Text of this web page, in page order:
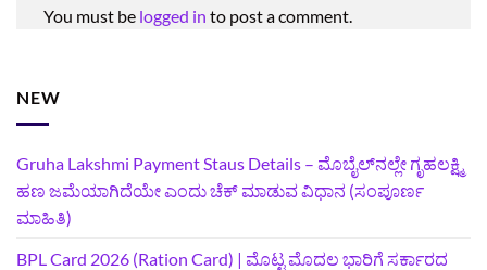
You must be logged in to post a comment.
NEW
Gruha Lakshmi Payment Staus Details – ಮೊಬೈಲ್‌ನಲ್ಲೇ ಗೃಹಲಕ್ಷ್ಮಿ
ಹಣ ಜಮೆಯಾಗಿದೆಯೇ ಎಂದು ಚೆಕ್ ಮಾಡುವ ವಿಧಾನ (ಸಂಪೂರ್ಣ
ಮಾಹಿತಿ)
BPL Card 2026 (Ration Card) | ಮೊಟ್ಟ ಮೊದಲ ಭಾರಿಗೆ ಸರ್ಕಾರದ